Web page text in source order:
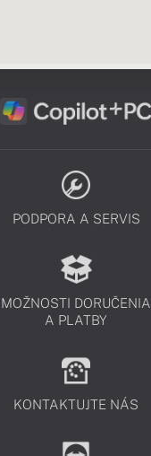
PODPORA A SERVIS
MOŽNOSTI DORUČENIA
A PLATBY
KONTAKTUJTE NÁS